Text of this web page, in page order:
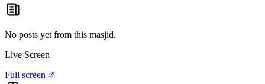
No posts yet from this masjid.
Live Screen
Full screen